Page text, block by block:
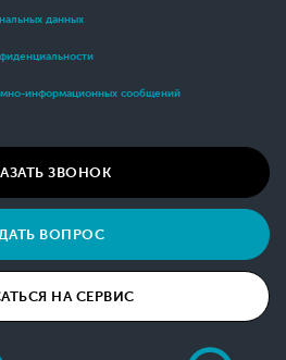
данных
информационных сообщений
ЗВОНОК
ВОПРОС
НА СЕРВИС